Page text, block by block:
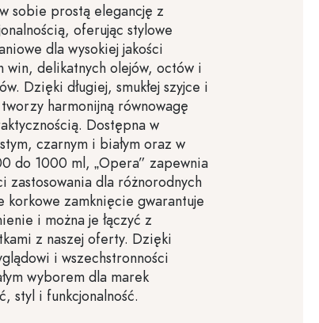
sobie prostą elegancję z
oferując stylowe
dla wysokiej jakości
win, delikatnych olejów, octów i
Dzięki długiej, smukłej szyjce i
harmonijną równowagę
Dostępna w
czarnym i białym oraz w
do 1000 ml, „Opera” zapewnia
zastosowania dla różnorodnych
korkowe zamknięcie gwarantuje
i można je łączyć z
z naszej oferty. Dzięki
i wszechstronności
wyborem dla marek
styl i funkcjonalność.